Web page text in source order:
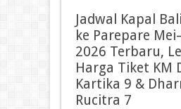
Jadwal Kapal
ke Parepare
2026 Terbaru,
Harga Tiket KM
Kartika 9 &
Rucitra 7